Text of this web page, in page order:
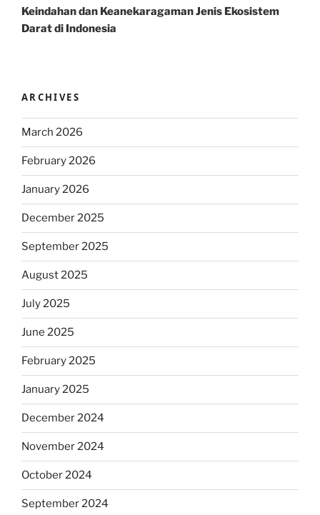
Post
Keindahan dan Keanekaragaman Jenis Ekosistem
Darat di Indonesia
ARCHIVES
March 2026
February 2026
January 2026
December 2025
September 2025
August 2025
July 2025
June 2025
February 2025
January 2025
December 2024
November 2024
October 2024
September 2024